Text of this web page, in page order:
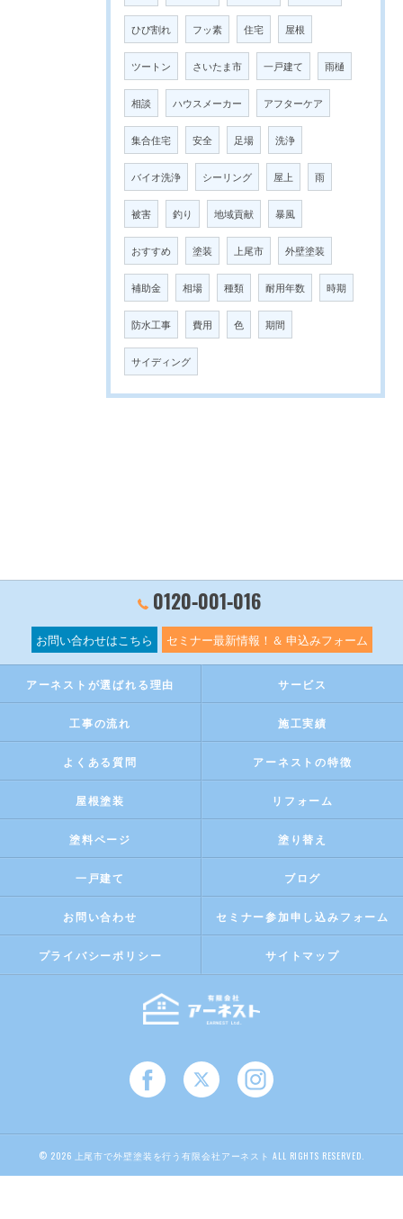
ひび割れ フッ素 住宅 屋根
ツートン さいたま市 一戸建て 雨樋
相談 ハウスメーカー アフターケア
集合住宅 安全 足場 洗浄
バイオ洗浄 シーリング 屋上 雨
被害 釣り 地域貢献 暴風
おすすめ 塗装 上尾市 外壁塗装
補助金 相場 種類 耐用年数 時期
防水工事 費用 色 期間
サイディング
0120‐001‐016
お問い合わせはこちら セミナー最新情報！＆ 申込みフォーム
アーネストが選ばれる理由 サービス
工事の流れ 施工実績
よくある質問 アーネストの特徴
屋根塗装 リフォーム
塗料ページ 塗り替え
一戸建て ブログ
お問い合わせ セミナー参加申し込みフォーム
プライバシーポリシー サイトマップ
© 2026 上尾市で外壁塗装を行う有限会社アーネスト ALL RIGHTS RESERVED.